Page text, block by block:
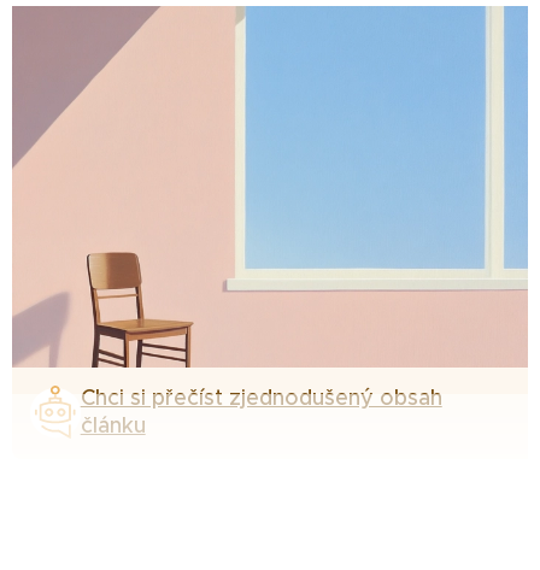
Chci si přečíst zjednodušený obsah
článku